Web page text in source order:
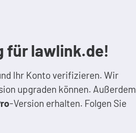
für lawlink.de!
Ihr Konto verifizieren. Wir
upgraden können. Außerdem
-Version erhalten. Folgen Sie